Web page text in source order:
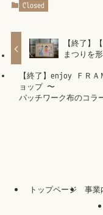
Closed
【終了】
まつりを
【終了】enjoy ＦＲ
ョップ 〜
パッチワーク布のコラ
トップページ 事業